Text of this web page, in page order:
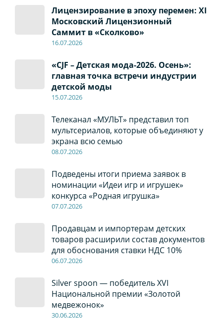
Лицензирование в эпоху перемен: XI
Московский Лицензионный
Саммит в «Сколково»
16.07.2026
«CJF – Детская мода-2026. Осень»:
главная точка встречи индустрии
детской моды
15.07.2026
Телеканал «МУЛЬТ» представил топ
мультсериалов, которые объединяют у
экрана всю семью
08.07.2026
Подведены итоги приема заявок в
номинации «Идеи игр и игрушек»
конкурса «Родная игрушка»
07.07.2026
Продавцам и импортерам детских
товаров расширили состав документов
для обоснования ставки НДС 10%
06.07.2026
Silver spoon — победитель XVI
Национальной премии «Золотой
медвежонок»
30.06.2026